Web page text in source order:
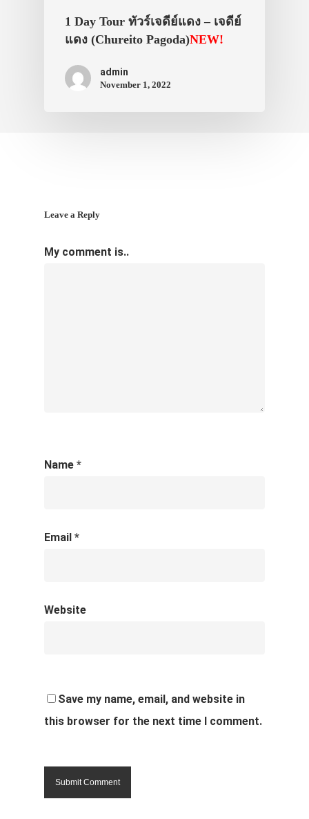
1 Day Tour ทัวร์เจดีย์แดง – เจดีย์
แดง (Chureito Pagoda)NEW!
admin
November 1, 2022
Leave a Reply
My comment is..
Name *
Email *
Website
Save my name, email, and website in
this browser for the next time I comment.